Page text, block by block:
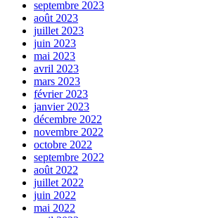
septembre 2023
août 2023
juillet 2023
juin 2023
mai 2023
avril 2023
mars 2023
février 2023
janvier 2023
décembre 2022
novembre 2022
octobre 2022
septembre 2022
août 2022
juillet 2022
juin 2022
mai 2022